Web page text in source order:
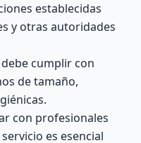
establecidas
y otras autoridades
cumplir con
de tamaño,
con profesionales
es esencial